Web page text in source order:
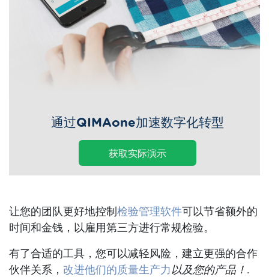
通过QIMAone加速数字化转型
获取实际演示
让您的团队更好地控制 检验管理软件可以节省额外的
时间和金钱，以雇用第三方进行常规检验。
有了合适的工具，您可以减轻风险，建立更强的合作
伙伴关系， 改进他们的质量生产力以及您的产品！ .